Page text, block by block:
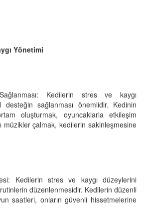
Yönetimi
Kedilerin stres ve kaygı
desteğin sağlanması önemlidir. Kedinin
oluşturmak, oyuncaklarla etkileşim
müzikler çalmak, kedilerin sakinleşmesine
Kedilerin stres ve kaygı düzeylerini
düzenlenmesidir. Kedilerin düzenli
saatleri, onların güvenli hissetmelerine